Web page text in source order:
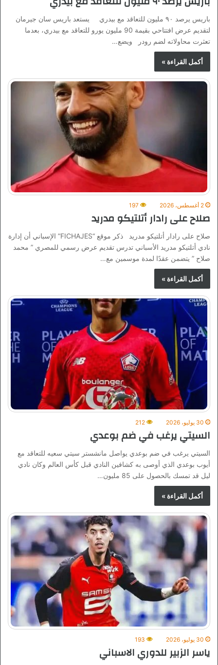
باريس يرصد ٩٠ مليون للتعاقد مع بيدري يستعد باريس سان جيرمان
لتقديم عرض افتتاحي بقيمة 90 مليون يورو للتعاقد مع بيدري، بعدما
تعثرت محاولاته لضم رودر ويضع…
أكمل القراءة »
2 أغسطس، 2026 197
صلاح على رادار أتلتيكو مدريد
صلاح على رادار أتلتيكو مدريد ذكر موقع “FICHAJES” الإسباني أن إدارة
نادي أتلتيكو مدريد الأسباني تدرس تقديم عرض رسمي للمصري ” محمد
صلاح ” يتضمن عقدًا لمدة موسمين مع…
أكمل القراءة »
30 يوليو، 2026 212
السيتي يرغب في ضم بوعدي
السيتي يرغب في ضم بوعدي يواصل مانشستر سيتي سعيه للتعاقد مع
أيوب بوعدي الذي أوصى به كشافين النادي قبل كأس العالم وكان نادي
ليل قد تمسك بالحصول على 85 مليون…
أكمل القراءة »
30 يوليو، 2026 193
ياسر الزبير للدوري الاسباني